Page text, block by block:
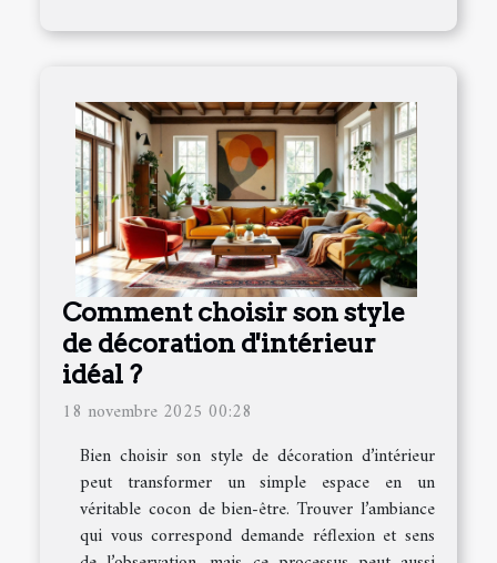
Comment choisir son style
de décoration d'intérieur
idéal ?
18 novembre 2025 00:28
Bien choisir son style de décoration d’intérieur
peut transformer un simple espace en un
véritable cocon de bien-être. Trouver l’ambiance
qui vous correspond demande réflexion et sens